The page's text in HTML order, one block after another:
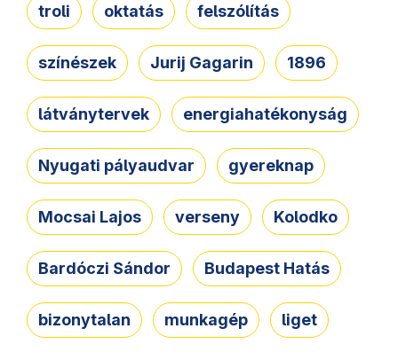
troli oktatás felszólítás
színészek Jurij Gagarin 1896
látványtervek energiahatékonyság
Nyugati pályaudvar gyereknap
Mocsai Lajos verseny Kolodko
Bardóczi Sándor Budapest Hatás
bizonytalan munkagép liget